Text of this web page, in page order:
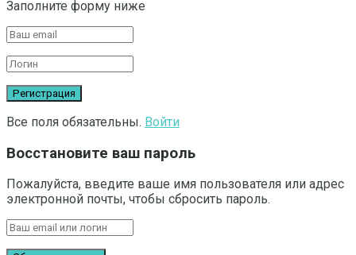
Заполните форму ниже
Все поля обязательны. Войти
Восстановите ваш пароль
Пожалуйста, введите ваше имя пользователя или адрес
электронной почты, чтобы сбросить пароль.